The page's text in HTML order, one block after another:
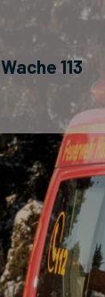
Wache 113